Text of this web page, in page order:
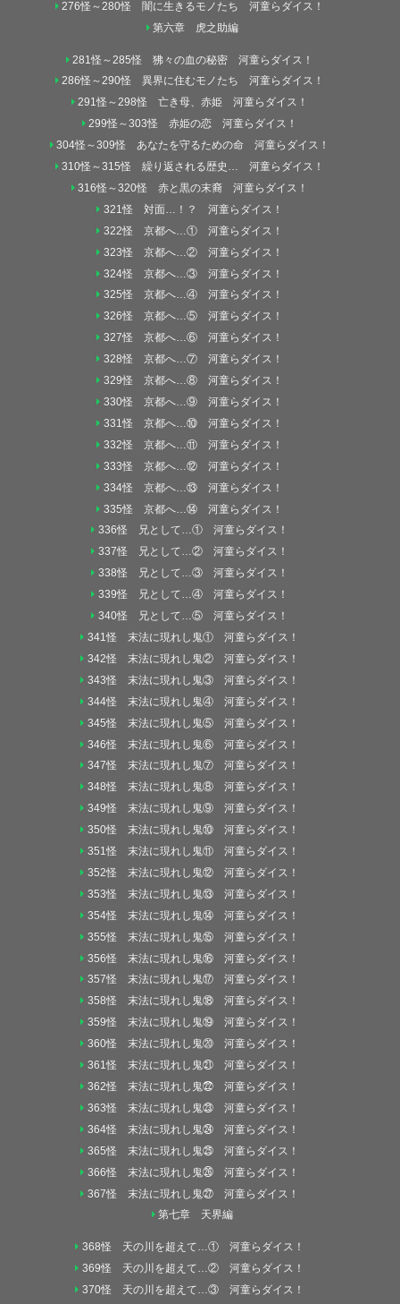
276怪～280怪 闇に生きるモノたち 河童らダイス！
第六章 虎之助編
281怪～285怪 狒々の血の秘密 河童らダイス！
286怪～290怪 異界に住むモノたち 河童らダイス！
291怪～298怪 亡き母、赤姫 河童らダイス！
299怪～303怪 赤姫の恋 河童らダイス！
304怪～309怪 あなたを守るための命 河童らダイス！
310怪～315怪 繰り返される歴史… 河童らダイス！
316怪～320怪 赤と黒の末裔 河童らダイス！
321怪 対面…！？ 河童らダイス！
322怪 京都へ…① 河童らダイス！
323怪 京都へ…② 河童らダイス！
324怪 京都へ…③ 河童らダイス！
325怪 京都へ…④ 河童らダイス！
326怪 京都へ…⑤ 河童らダイス！
327怪 京都へ…⑥ 河童らダイス！
328怪 京都へ…⑦ 河童らダイス！
329怪 京都へ…⑧ 河童らダイス！
330怪 京都へ…⑨ 河童らダイス！
331怪 京都へ…⑩ 河童らダイス！
332怪 京都へ…⑪ 河童らダイス！
333怪 京都へ…⑫ 河童らダイス！
334怪 京都へ…⑬ 河童らダイス！
335怪 京都へ…⑭ 河童らダイス！
336怪 兄として…① 河童らダイス！
337怪 兄として…② 河童らダイス！
338怪 兄として…③ 河童らダイス！
339怪 兄として…④ 河童らダイス！
340怪 兄として…⑤ 河童らダイス！
341怪 末法に現れし鬼① 河童らダイス！
342怪 末法に現れし鬼② 河童らダイス！
343怪 末法に現れし鬼③ 河童らダイス！
344怪 末法に現れし鬼④ 河童らダイス！
345怪 末法に現れし鬼⑤ 河童らダイス！
346怪 末法に現れし鬼⑥ 河童らダイス！
347怪 末法に現れし鬼⑦ 河童らダイス！
348怪 末法に現れし鬼⑧ 河童らダイス！
349怪 末法に現れし鬼⑨ 河童らダイス！
350怪 末法に現れし鬼⑩ 河童らダイス！
351怪 末法に現れし鬼⑪ 河童らダイス！
352怪 末法に現れし鬼⑫ 河童らダイス！
353怪 末法に現れし鬼⑬ 河童らダイス！
354怪 末法に現れし鬼⑭ 河童らダイス！
355怪 末法に現れし鬼⑮ 河童らダイス！
356怪 末法に現れし鬼⑯ 河童らダイス！
357怪 末法に現れし鬼⑰ 河童らダイス！
358怪 末法に現れし鬼⑱ 河童らダイス！
359怪 末法に現れし鬼⑲ 河童らダイス！
360怪 末法に現れし鬼⑳ 河童らダイス！
361怪 末法に現れし鬼㉑ 河童らダイス！
362怪 末法に現れし鬼㉒ 河童らダイス！
363怪 末法に現れし鬼㉓ 河童らダイス！
364怪 末法に現れし鬼㉔ 河童らダイス！
365怪 末法に現れし鬼㉕ 河童らダイス！
366怪 末法に現れし鬼㉖ 河童らダイス！
367怪 末法に現れし鬼㉗ 河童らダイス！
第七章 天界編
368怪 天の川を超えて…① 河童らダイス！
369怪 天の川を超えて…② 河童らダイス！
370怪 天の川を超えて…③ 河童らダイス！